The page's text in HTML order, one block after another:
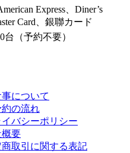
Express、Diner’s
Card、銀聯カード
（予約不要）
について
約の流れ
イバシーポリシー
要
取引に関する表記